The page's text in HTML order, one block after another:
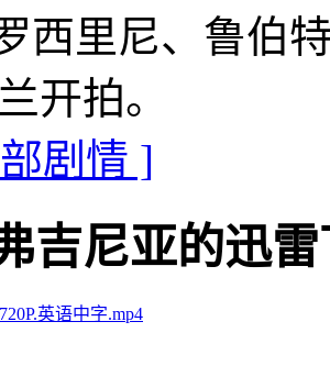
西里尼、鲁伯
开拍。
剧情 ]
吉尼亚的迅雷
英语中字.mp4